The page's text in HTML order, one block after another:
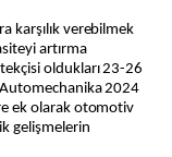
karşılık verebilmek
artırma
oldukları 23-26
Automechanika 2024
ek olarak otomotiv
gelişmelerin